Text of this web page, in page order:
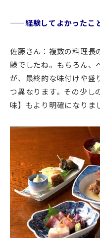
——経験してよかったこ
佐藤さん：複数の料理長
験でしたね。もちろん、
が、最終的な味付けや盛
つ異なります。その少し
味】もより明確になりま